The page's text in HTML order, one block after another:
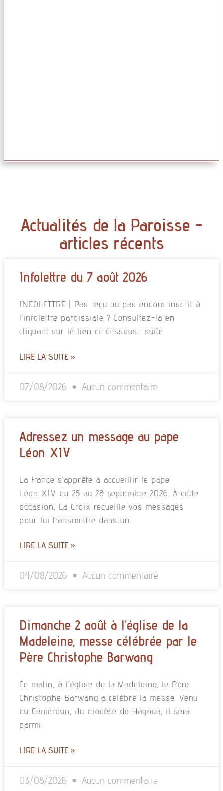
Actualités de la Paroisse -
articles récents
Infolettre du 7 août 2026
INFOLETTRE | Pas reçu ou pas encore inscrit à
l’infolettre paroissiale ? Consultez-la en
cliquant sur le lien ci-dessous : suite
LIRE LA SUITE »
07/08/2026 Aucun commentaire
Adressez un message au pape
Léon XIV
La France s’apprête à accueillir le pape
Léon XIV du 25 au 28 septembre 2026. À cette
occasion, La Croix recueille vos messages
pour lui transmettre dans un
LIRE LA SUITE »
04/08/2026 Aucun commentaire
Dimanche 2 août à l’église de la
Madeleine, messe célébrée par le
Père Christophe Barwang
Ce matin, à l’église de la Madeleine, le Père
Christophe Barwang a célébré la messe. Venu
du Cameroun, du diocèse de Yagoua, il sera
parmi
LIRE LA SUITE »
03/08/2026 Aucun commentaire